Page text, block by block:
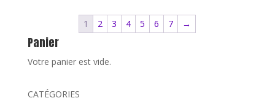
1 2 3 4 5 6 7 →
Panier
Votre panier est vide.
CATÉGORIES